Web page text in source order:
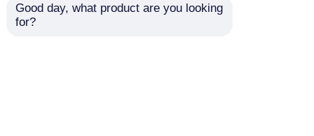
TELKA設計ソフトウェ
Good day, what product are you looking
for?